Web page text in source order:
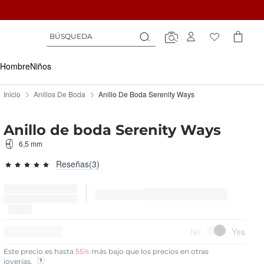
Búsqueda
Búsqueda
Búsqueda
HombreNiños
Inicio Anillos De Boda Anillo De Boda Serenity Ways
Anillo de boda Serenity Ways
6,5 mm
Reseñas(3)
Este precio es hasta55% más bajo que los precios en otras
joyerías.